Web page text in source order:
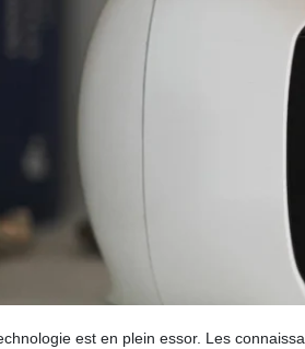
est en plein essor. Les